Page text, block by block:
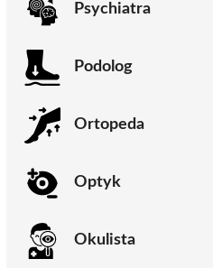
Psychiatra
Podolog
Ortopeda
Optyk
Okulista